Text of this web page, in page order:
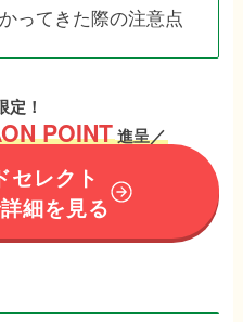
ってきた際の注意点
定！
POINT進呈／
セレクト
細を見る